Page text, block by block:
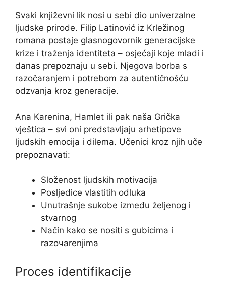
Svaki književni lik nosi u sebi dio univerzalne
ljudske prirode. Filip Latinović iz Krležinog
romana postaje glasnogovornik generacijske
krize i traženja identiteta – osjećaji koje mladi i
danas prepoznaju u sebi. Njegova borba s
razočaranjem i potrebom za autentičnošću
odzvanja kroz generacije.
Ana Karenina, Hamlet ili pak naša Grička
vještica – svi oni predstavljaju arhetipove
ljudskih emocija i dilema. Učenici kroz njih uče
prepoznavati:
Složenost ljudskih motivacija
Posljedice vlastitih odluka
Unutrašnje sukobe između željenog i
stvarnog
Način kako se nositi s gubicima i
razочarenjima
Proces identifikacije